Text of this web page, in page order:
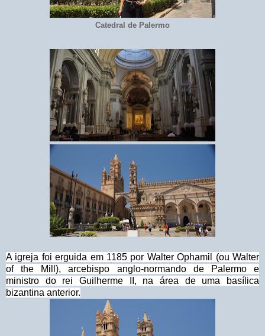
Catedral de Palermo
A igreja foi erguida em 1185 por Walter Ophamil (ou Walter
of the Mill), arcebispo anglo-normando de Palermo e
ministro do rei Guilherme II, na área de uma basílica
bizantina anterior.